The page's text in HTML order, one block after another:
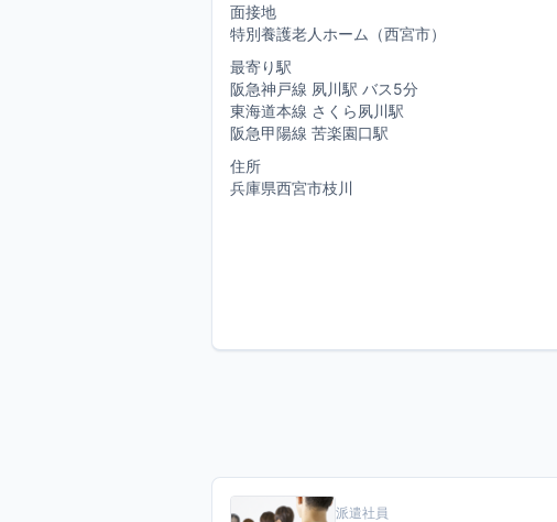
面接地
特別養護老人ホーム（西宮市）
最寄り駅
阪急神戸線 夙川駅 バス5分
東海道本線 さくら夙川駅
阪急甲陽線 苦楽園口駅
住所
兵庫県西宮市枝川
派遣社員